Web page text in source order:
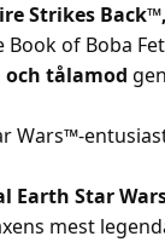
Strikes Back™,
Book of Boba
och tålamod
Wars™-
Earth Star
mest